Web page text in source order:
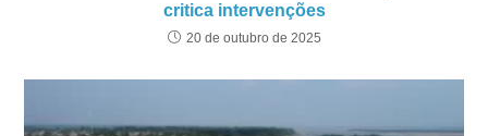
critica intervenções
20 de outubro de 2025